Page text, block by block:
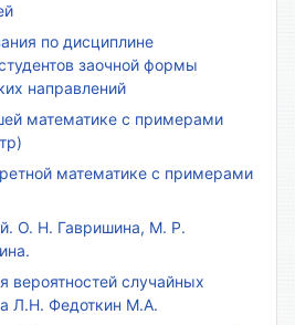
по дисциплине
заочной формы
направлений
математике с примерами
математике с примерами
О. Н. Гавришина, М. Р.
вероятностей случайных
Л.Н. Федоткин М.А.